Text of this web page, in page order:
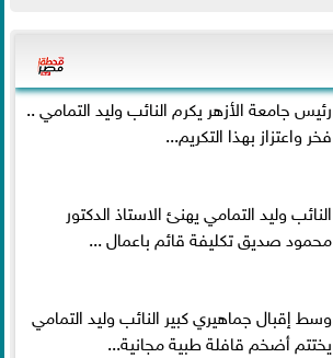
رئيس جامعة الأزهر يكرم النائب وليد التمامي ..
فخر واعتزاز بهذا التكريم...
النائب وليد التمامي يهنئ الاستاذ الدكتور
محمود صديق تكليفة قائم باعمال ...
وسط إقبال جماهيري كبير النائب وليد التمامي
يختتم أضخم قافلة طبية مجانية...